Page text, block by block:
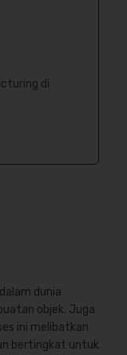
di
dunia
objek. Juga
ini melibatkan
bertingkat untuk